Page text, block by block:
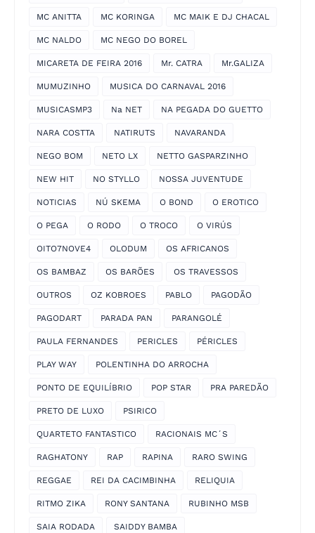
MC ANITTA MC KORINGA MC MAIK E DJ CHACAL
MC NALDO MC NEGO DO BOREL
MICARETA DE FEIRA 2016 Mr. CATRA Mr.GALIZA
MUMUZINHO MUSICA DO CARNAVAL 2016
MUSICASMP3 Na NET NA PEGADA DO GUETTO
NARA COSTTA NATIRUTS NAVARANDA
NEGO BOM NETO LX NETTO GASPARZINHO
NEW HIT NO STYLLO NOSSA JUVENTUDE
NOTICIAS NÚ SKEMA O BOND O EROTICO
O PEGA O RODO O TROCO O VIRÚS
OITO7NOVE4 OLODUM OS AFRICANOS
OS BAMBAZ OS BARÕES OS TRAVESSOS
OUTROS OZ KOBROES PABLO PAGODÃO
PAGODART PARADA PAN PARANGOLÉ
PAULA FERNANDES PERICLES PÉRICLES
PLAY WAY POLENTINHA DO ARROCHA
PONTO DE EQUILÍBRIO POP STAR PRA PAREDÃO
PRETO DE LUXO PSIRICO
QUARTETO FANTASTICO RACIONAIS MC´S
RAGHATONY RAP RAPINA RARO SWING
REGGAE REI DA CACIMBINHA RELIQUIA
RITMO ZIKA RONY SANTANA RUBINHO MSB
SAIA RODADA SAIDDY BAMBA